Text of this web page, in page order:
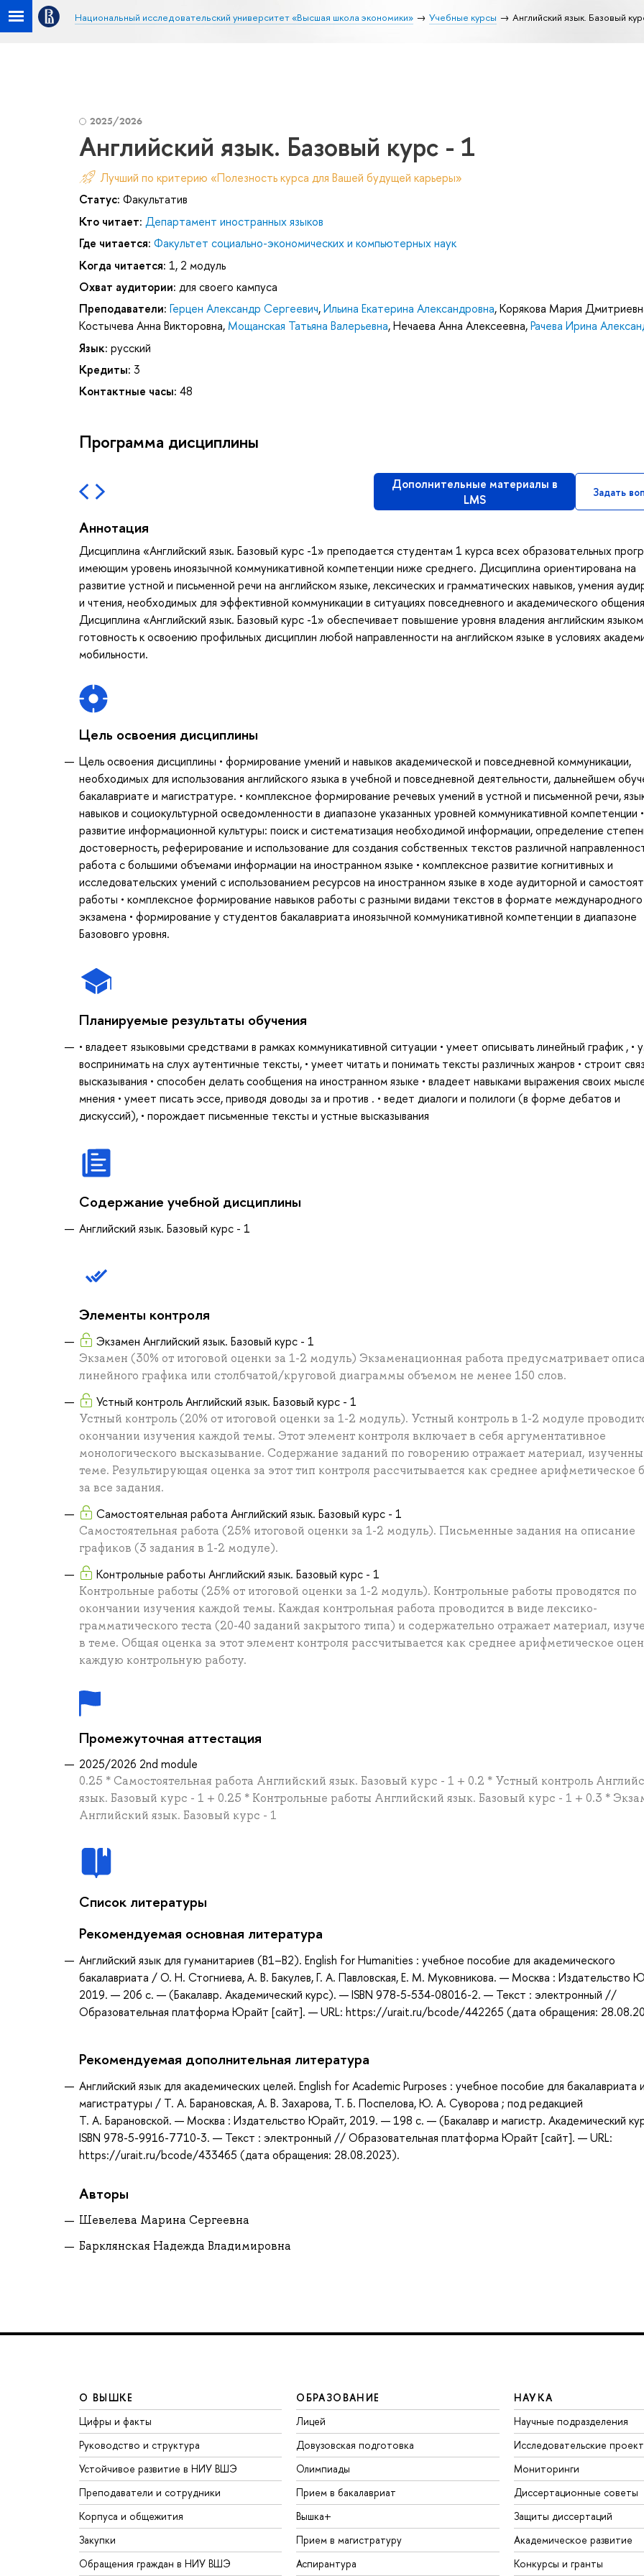
Национальный исследовательский университет «Высшая школа экономики» Учебные курсы Английский язык. Базовый
2025/2026
Английский язык. Базовый курс - 1
Лучший по критерию «Полезность курса для Вашей будущей карьеры»
Статус: Факультатив
Кто читает: Департамент иностранных языков
Где читается: Факультет социально-экономических и компьютерных наук
Когда читается: 1, 2 модуль
Охват аудитории: для своего кампуса
Преподаватели: Герцен Александр Сергеевич,Ильина Екатерина Александровна,Корякова Мария
Костычева Анна Викторовна, Мощанская Татьяна Валерьевна,Нечаева Анна Алексеевна,Рачева Ирина
Язык: русский
Кредиты: 3
Контактные часы: 48
Программа дисциплины
Дополнительные материалы в
LMS
Задать
Аннотация
Дисциплина «Английский язык. Базовый курс -1» преподается студентам 1 курса всех образовательных
имеющим уровень иноязычной коммуникативной компетенции ниже среднего. Дисциплина ориентирована на
развитие устной и письменной речи на английском языке, лексических и грамматических навыков, умения
и чтения, необходимых для эффективной коммуникации в ситуациях повседневного и академического
Дисциплина «Английский язык. Базовый курс -1» обеспечивает повышение уровня владения английским
готовность к освоению профильных дисциплин любой направленности на английском языке в условиях
мобильности.
Цель освоения дисциплины
Цель освоения дисциплины • формирование умений и навыков академической и повседневной коммуникации,
необходимых для использования английского языка в учебной и повседневной деятельности, дальнейшем
бакалавриате и магистратуре. • комплексное формирование речевых умений в устной и письменной речи,
навыков и социокультурной осведомленности в диапазоне указанных уровней коммуникативной компетенции •
развитие информационной культуры: поиск и систематизация необходимой информации, определение
достоверность, реферирование и использование для создания собственных текстов различной
работа с большими объемами информации на иностранном языке • комплексное развитие когнитивных и
исследовательских умений с использованием ресурсов на иностранном языке в ходе аудиторной и
работы • комплексное формирование навыков работы с разными видами текстов в формате международного
экзамена • формирование у студентов бакалавриата иноязычной коммуникативной компетенции в диапазоне
Базововго уровня.
Планируемые результаты обучения
• владеет языковыми средствами в рамках коммуникативной ситуации • умеет описывать линейный график , •
воспринимать на слух аутентичные тексты, • умеет читать и понимать тексты различных жанров • строит
высказывания • способен делать сообщения на иностранном языке • владеет навыками выражения своих
мнения • умеет писать эссе, приводя доводы за и против . • ведет диалоги и полилоги (в форме дебатов и
дискуссий), • порождает письменные тексты и устные высказывания
Содержание учебной дисциплины
Английский язык. Базовый курс - 1
Элементы контроля
Экзамен Английский язык. Базовый курс - 1
Экзамен (30% от итоговой оценки за 1-2 модуль) Экзаменационная работа предусматривает
линейного графика или столбчатой/круговой диаграммы объемом не менее 150 слов.
Устный контроль Английский язык. Базовый курс - 1
Устный контроль (20% от итоговой оценки за 1-2 модуль). Устный контроль в 1-2 модуле
окончании изучения каждой темы. Этот элемент контроля включает в себя аргументативное
монологического высказывание. Содержание заданий по говорению отражает материал,
теме. Результирующая оценка за этот тип контроля рассчитывается как среднее арифметическое
за все задания.
Самостоятельная работа Английский язык. Базовый курс - 1
Самостоятельная работа (25% итоговой оценки за 1-2 модуль). Письменные задания на описание
графиков (3 задания в 1-2 модуле).
Контрольные работы Английский язык. Базовый курс - 1
Контрольные работы (25% от итоговой оценки за 1-2 модуль). Контрольные работы проводятся по
окончании изучения каждой темы. Каждая контрольная работа проводится в виде лексико-
грамматического теста (20-40 заданий закрытого типа) и содержательно отражает материал,
в теме. Общая оценка за этот элемент контроля рассчитывается как среднее арифметическое
каждую контрольную работу.
Промежуточная аттестация
2025/2026 2nd module
0.25 * Самостоятельная работа Английский язык. Базовый курс - 1 + 0.2 * Устный контроль
язык. Базовый курс - 1 + 0.25 * Контрольные работы Английский язык. Базовый курс - 1 + 0.3 *
Английский язык. Базовый курс - 1
Список литературы
Рекомендуемая основная литература
Английский язык для гуманитариев (B1–B2). English for Humanities : учебное пособие для академического
бакалавриата / О. Н. Стогниева, А. В. Бакулев, Г. А. Павловская, Е. М. Муковникова. — Москва : Издательство
2019. — 206 с. — (Бакалавр. Академический курс). — ISBN 978-5-534-08016-2. — Текст : электронный //
Образовательная платформа Юрайт [сайт]. — URL: https://urait.ru/bcode/442265 (дата обращения:
Рекомендуемая дополнительная литература
Английский язык для академических целей. English for Academic Purposes : учебное пособие для бакалавриата и
магистратуры / Т. А. Барановская, А. В. Захарова, Т. Б. Поспелова, Ю. А. Суворова ; под редакцией
Т. А. Барановской. — Москва : Издательство Юрайт, 2019. — 198 с. — (Бакалавр и магистр. Академический
ISBN 978-5-9916-7710-3. — Текст : электронный // Образовательная платформа Юрайт [сайт]. — URL:
https://urait.ru/bcode/433465 (дата обращения: 28.08.2023).
Авторы
Шевелева Марина Сергеевна
Барклянская Надежда Владимировна
О ВЫШКЕ
Цифры и факты
Руководство и структура
Устойчивое развитие в НИУ ВШЭ
Преподаватели и сотрудники
Корпуса и общежития
Закупки
Обращения граждан в НИУ ВШЭ
ОБРАЗОВАНИЕ
Лицей
Довузовская подготовка
Олимпиады
Прием в бакалавриат
Вышка+
Прием в магистратуру
Аспирантура
НАУКА
Научные подразделения
Исследовательские
Мониторинги
Диссертационные советы
Защиты диссертаций
Академическое развитие
Конкурсы и гранты